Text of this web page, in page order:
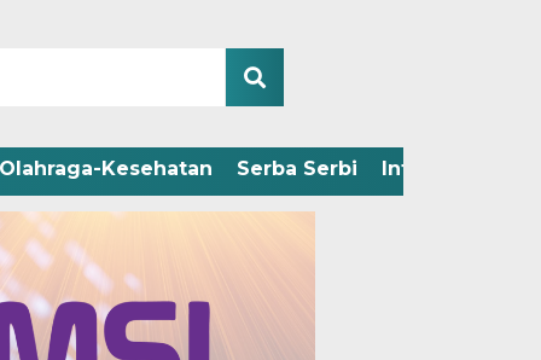
Kesehatan Serba Serbi Infografis